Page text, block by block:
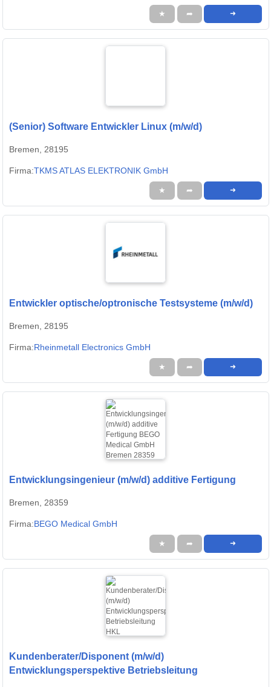
★ ➦ ➜
(Senior) Software Entwickler Linux (m/w/d)
Bremen, 28195
Firma:TKMS ATLAS ELEKTRONIK GmbH
★ ➦ ➜
Entwickler optische/optronische Testsysteme (m/w/d)
Bremen, 28195
Firma:Rheinmetall Electronics GmbH
★ ➦ ➜
Entwicklungsingenieur (m/w/d) additive Fertigung
Bremen, 28359
Firma:BEGO Medical GmbH
★ ➦ ➜
Kundenberater/Disponent (m/w/d)
Entwicklungsperspektive Betriebsleitung